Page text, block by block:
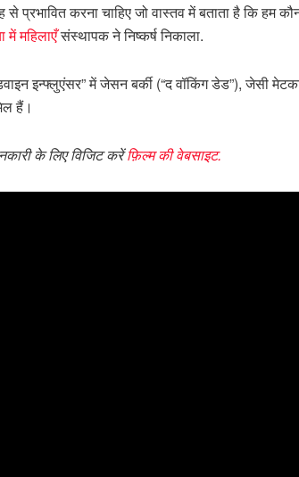
से प्रभावित करना चाहिए जो वास्तव में बताता है कि हम
में महिलाएँसंस्थापक ने निष्कर्ष निकाला.
इन्फ्लुएंसर” में जेसन बर्की (“द वॉकिंग डेड”), जेसी
हैं।
के लिए विजिट करेंफ़िल्म की वेबसाइट.